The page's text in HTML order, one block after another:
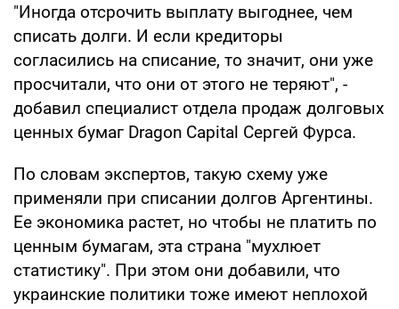
"Иногда отсрочить выплату выгоднее, чем
списать долги. И если кредиторы
согласились на списание, то значит, они уже
просчитали, что они от этого не теряют", -
добавил специалист отдела продаж долговых
ценных бумаг Dragon Capital Сергей Фурса.
По словам экспертов, такую схему уже
применяли при списании долгов Аргентины.
Ее экономика растет, но чтобы не платить по
ценным бумагам, эта страна "мухлюет
статистику". При этом они добавили, что
украинские политики тоже имеют неплохой